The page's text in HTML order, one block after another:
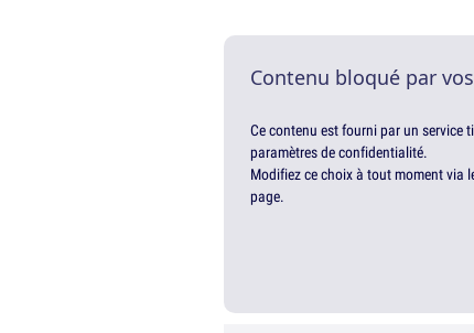
Contenu bloqué par
Ce contenu est fourni par un service
paramètres de confidentialité.
Modifiez ce choix à tout moment via
page.